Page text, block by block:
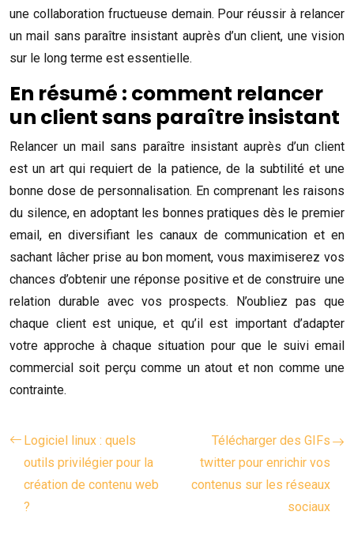
une collaboration fructueuse demain. Pour réussir à relancer
un mail sans paraître insistant auprès d’un client, une vision
sur le long terme est essentielle.
En résumé : comment relancer
un client sans paraître insistant
Relancer un mail sans paraître insistant auprès d’un client
est un art qui requiert de la patience, de la subtilité et une
bonne dose de personnalisation. En comprenant les raisons
du silence, en adoptant les bonnes pratiques dès le premier
email, en diversifiant les canaux de communication et en
sachant lâcher prise au bon moment, vous maximiserez vos
chances d’obtenir une réponse positive et de construire une
relation durable avec vos prospects. N’oubliez pas que
chaque client est unique, et qu’il est important d’adapter
votre approche à chaque situation pour que le suivi email
commercial soit perçu comme un atout et non comme une
contrainte.
Logiciel linux : quels
outils privilégier pour la
création de contenu web
?
Télécharger des GIFs
twitter pour enrichir vos
contenus sur les réseaux
sociaux